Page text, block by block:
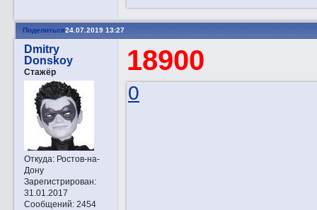
Поделиться24.07.2019 13:27
Dmitry
Donskoy
Стажёр
Откуда:Ростов-на-
Дону
Зарегистрирован:
31.01.2017
Сообщений:2454
18900
0